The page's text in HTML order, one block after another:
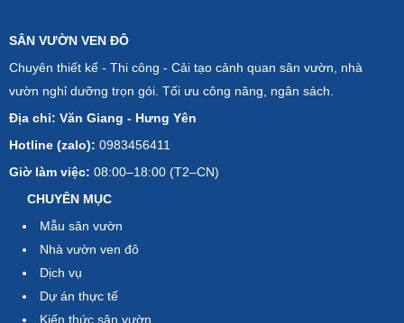
SÂN VƯỜN VEN ĐÔ
Chuyên thiết kế - Thi công - Cải tạo cảnh quan sân vườn, nhà
vườn nghỉ dưỡng trọn gói. Tối ưu công năng, ngân sách.
Địa chỉ: Văn Giang - Hưng Yên
Hotline (zalo): 0983456411
Giờ làm việc: 08:00–18:00 (T2–CN)
CHUYÊN MỤC
Mẫu sân vườn
Nhà vườn ven đô
Dịch vụ
Dự án thực tế
Kiến thức sân vườn